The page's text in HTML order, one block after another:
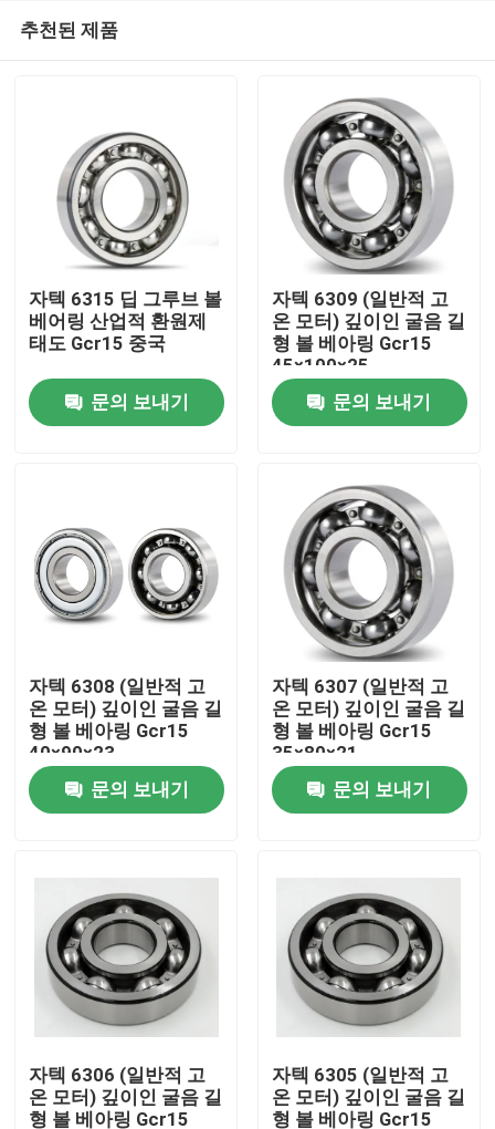
제품
비디오
회사 소개
공장 견학
문의하기
소식
산업적 롤러베어링
추천된 제품
자텍 6315 딥 그루브 볼
베어링 산업적 환원제
태도 Gcr15 중국
문의 보내기
자텍 6309 (일반적 고
온 모터) 깊이인 굴음 길
형 볼 베아링 Gcr15
45×100×25
문의 보내기
자텍 6308 (일반적 고
온 모터) 깊이인 굴음 길
형 볼 베아링 Gcr15
40×90×23
문의 보내기
자텍 6307 (일반적 고
온 모터) 깊이인 굴음 길
형 볼 베아링 Gcr15
35×80×21
문의 보내기
자텍 6306 (일반적 고
온 모터) 깊이인 굴음 길
형 볼 베아링 Gcr15
자텍 6305 (일반적 고
온 모터) 깊이인 굴음 길
형 볼 베아링 Gcr15